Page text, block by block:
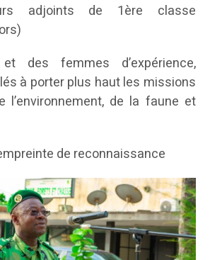
adjoints de 1ère classe
des femmes d’expérience,
à porter plus haut les missions
l’environnement, de la faune et
de reconnaissance